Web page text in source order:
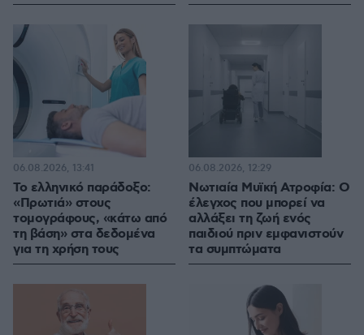
Το ελληνικό παράδοξο:
«Πρωτιά» στους
τομογράφους, «κάτω από
τη βάση» στα δεδομένα
για τη χρήση τους
06.08.2026, 13:41
Νωτιαία Μυϊκή Ατροφία: Ο
έλεγχος που μπορεί να
αλλάξει τη ζωή ενός
παιδιού πριν εμφανιστούν
τα συμπτώματα
06.08.2026, 12:29